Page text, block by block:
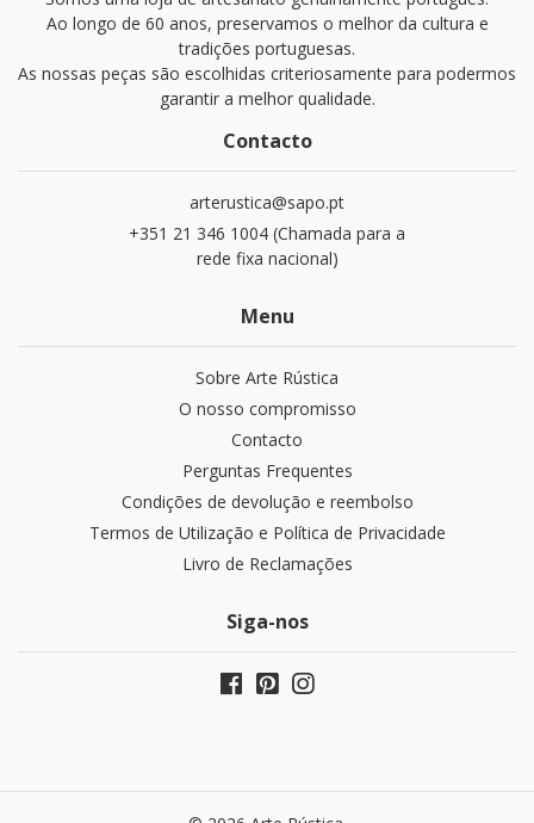
Ao longo de 60 anos, preservamos o melhor da cultura e
tradições portuguesas.
As nossas peças são escolhidas criteriosamente para podermos
garantir a melhor qualidade.
Contacto
arterustica@sapo.pt
+351 21 346 1004 (Chamada para a
rede fixa nacional)
Menu
Sobre Arte Rústica
O nosso compromisso
Contacto
Perguntas Frequentes
Condições de devolução e reembolso
Termos de Utilização e Política de Privacidade
Livro de Reclamações
Siga-nos